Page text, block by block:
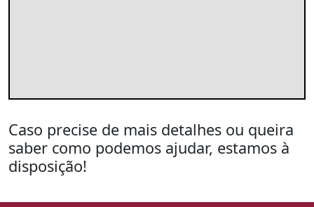
Caso precise de mais detalhes ou queira
saber como podemos ajudar, estamos à
disposição!